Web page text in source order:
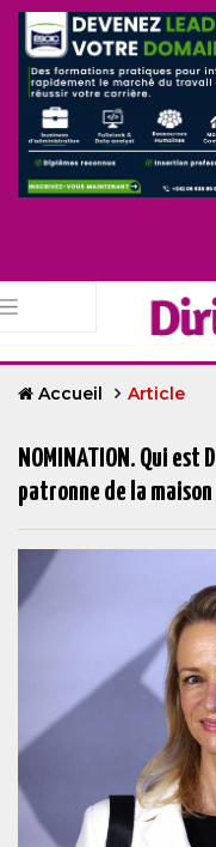
Accueil Article
NOMINATION. Qui
patronne de la